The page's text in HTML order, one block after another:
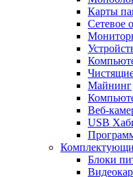
Карты
Сетевое
Майнинг
Веб-
USB
Блоки